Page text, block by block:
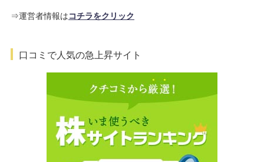
⇒運営者情報はコチラをクリック
口コミで人気の急上昇サイト